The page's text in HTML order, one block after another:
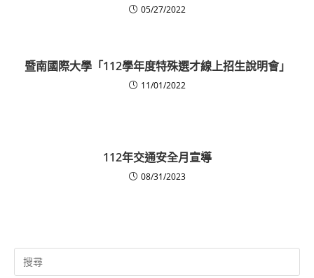
05/27/2022
暨南國際大學「112學年度特殊選才線上招生說明會」
11/01/2022
112年交通安全月宣導
08/31/2023
Search
for: